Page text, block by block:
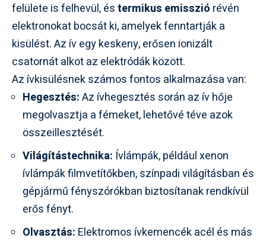
felülete is felhevül, éstermikus emisszió révén
elektronokat bocsát ki, amelyek fenntartják a
kisülést. Az ív egy keskeny, erősen ionizált
csatornát alkot az elektródák között.
Az ívkisülésnek számos fontos alkalmazása van:
Hegesztés:Az ívhegesztés során az ív hője
megolvasztja a fémeket, lehetővé téve azok
összeillesztését.
Világítástechnika: Ívlámpák, például xenon
ívlámpák filmvetítőkben, színpadi világításban és
gépjármű fényszórókban biztosítanak rendkívül
erős fényt.
Olvasztás: Elektromos ívkemencék acél és más